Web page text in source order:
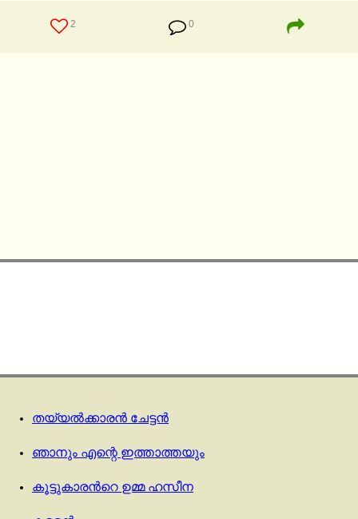
2 0
തയ്യൽക്കാരൻ ചേട്ടൻ
ഞാനും എന്റെ ഇത്താത്തയും
കൂട്ടുകാരന്‍റെ ഉമ്മ ഹസീന